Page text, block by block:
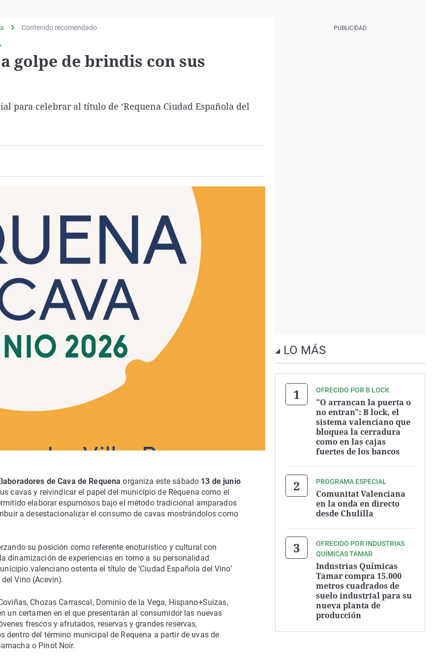
Contenido recomendado
golpe de brindis con sus
para celebrar al título de ‘Requena Ciudad Española del
de Cava de Requena organiza este sábado 13 de junio
cavas y reivindicar el papel del municipio de Requena como el
elaborar espumosos bajo el método tradicional amparados
a desestacionalizar el consumo de cavas mostrándolos como
su posición como referente enoturístico y cultural con
dinamización de experiencias en torno a su personalidad
valenciano ostenta el título de ‘Ciudad Española del Vino’
Vino (Acevin).
Chozas Carrascal, Dominio de la Vega, Hispano+Suizas,
un certamen en el que presentarán al consumidor las nuevas
frescos y afrutados, reservas y grandes reservas,
dentro del término municipal de Requena a partir de uvas de
o Pinot Noir.
LO MÁS
OFRECIDO POR B LOCK
"O arrancan la puerta o
no entran": B lock, el
sistema valenciano que
bloquea la cerradura
como en las cajas
fuertes de los bancos
PROGRAMA ESPECIAL
Comunitat Valenciana
en la onda en directo
desde Chulilla
OFRECIDO POR INDUSTRIAS
QUÍMICAS TAMAR
Industrias Químicas
Tamar compra 15.000
metros cuadrados de
suelo industrial para su
nueva planta de
producción